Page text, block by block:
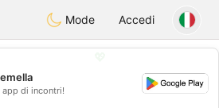
SuissiMode Accedi
di incontri!